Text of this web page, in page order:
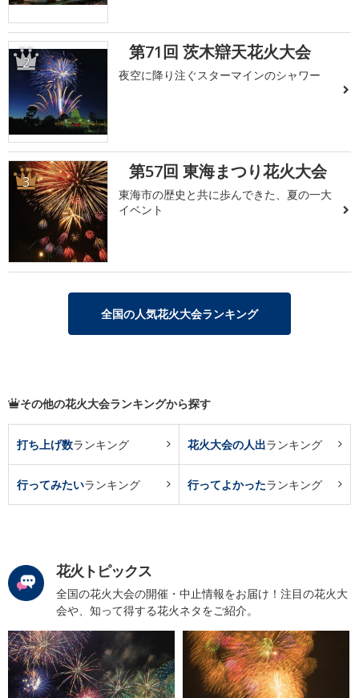
2 第71回 茨木辯天花火大会
夜空に降り注ぐスターマインのシャワー
3 第57回 東海まつり花火大会
東海市の歴史と共に歩んできた、夏の一大
イベント
全国の人気花火大会ランキング
その他の花火大会ランキングから探す
打ち上げ数ランキング 花火大会の人出ランキング
行ってみたいランキング 行ってよかったランキング
花火トピックス
全国の花火大会の開催・中止情報をお届け！注目の花火大
会や、知って得する花火ネタをご紹介。